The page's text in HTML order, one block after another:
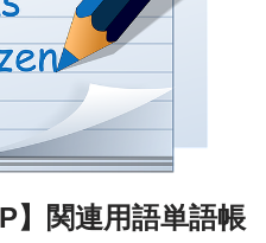
】関連用語単語帳